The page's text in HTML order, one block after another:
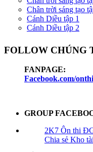
Chân trời sáng tạo
Cánh Diều tập 1
Cánh Diều tập 2
FOLLOW CHÚNG
FANPAGE:
Facebook.com/
GROUP
2K7 Ôn thi
Chia sẻ Kho